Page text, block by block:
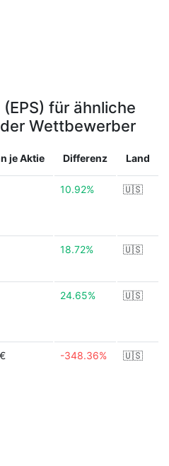
für ähnliche
Wettbewerber
je Aktie Differenz Land
10.92% 🇺🇸
18.72% 🇺🇸
24.65% 🇺🇸
-348.36% 🇺🇸